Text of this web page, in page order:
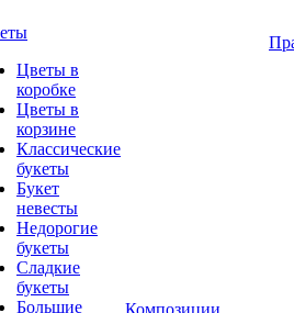
Цветы в
коробке
Цветы в
корзине
Классические
букеты
Букет
невесты
Недорогие
букеты
Сладкие
букеты
Большие
Композиции